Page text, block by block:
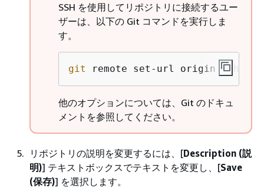
SSH を使用してリポジトリに接続するユー
ザーは、以下の Git コマンドを実行しま
す。
git remote set-url origin ssh://
他のオプションについては、Git のドキュ
メントを参照してください。
リポジトリの説明を変更するには、[Description (説
明)] テキストボックスでテキストを変更し、[Save
(保存)] を選択します。